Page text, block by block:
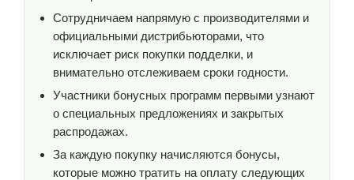
Сотрудничаем напрямую с производителями и
официальными дистрибьюторами, что
исключает риск покупки подделки, и
внимательно отслеживаем сроки годности.
Участники бонусных программ первыми узнают
о специальных предложениях и закрытых
распродажах.
За каждую покупку начисляются бонусы,
которые можно тратить на оплату следующих